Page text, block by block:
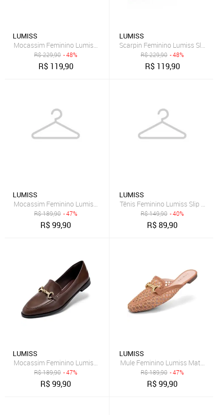
LUMISS
Mocassim Feminino Lumiss Material Natural Tela Bico Quadrado
R$229,90 - 48%
R$ 119,90
LUMISS
Scarpin Feminino Lumiss
R$229,90 - 48%
R$ 119,90
LUMISS
Mocassim Feminino Lumiss Tratorado Confortável Casual Enfeite
R$189,90 - 47%
R$99,90
LUMISS
Tênis Feminino Lumiss Slip On
R$149,90 - 40%
R$89,90
LUMISS
Mocassim Feminino Lumiss Baixo Bico Redondo Enfeite
R$189,90 - 47%
R$99,90
LUMISS
Mule Feminino Lumiss Material
R$189,90 - 47%
R$99,90